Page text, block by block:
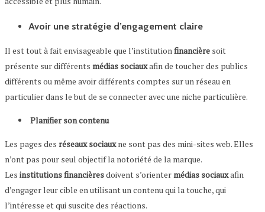
Avoir une stratégie d’engagement claire
Il est tout à fait envisageable que l’institutionfinancière soit
présente sur différents médias sociauxafin de toucher des publics
différents ou même avoir différents comptes sur un réseau en
particulier dans le but de se connecter avec une niche particulière.
Planifier son contenu
Les pages des réseaux sociauxne sont pas des mini-sites web. Elles
n’ont pas pour seul objectif la notoriété de la marque.
Les institutions financièresdoivent s’orientermédias sociauxafin
d’engager leur cible en utilisant un contenu qui la touche, qui
l’intéresse et qui suscite des réactions.